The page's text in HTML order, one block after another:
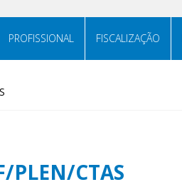
PROFISSIONAL FISCALIZAÇÃO
PLEN/CTAS